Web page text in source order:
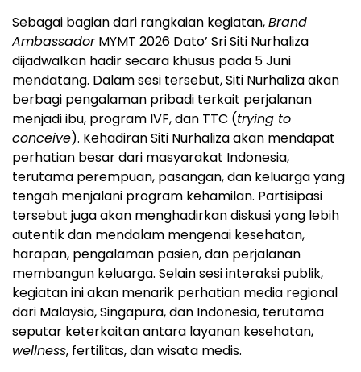
Sebagai bagian dari rangkaian kegiatan,Brand
AmbassadorMYMT 2026 Dato’ Sri Siti Nurhaliza
dijadwalkan hadir secara khusus pada 5 Juni
mendatang. Dalam sesi tersebut, Siti Nurhaliza akan
berbagi pengalaman pribadi terkait perjalanan
menjadi ibu, program IVF, dan TTC (trying to
conceive). Kehadiran Siti Nurhaliza akan mendapat
perhatian besar dari masyarakat Indonesia,
terutama perempuan, pasangan, dan keluarga yang
tengah menjalani program kehamilan. Partisipasi
tersebut juga akan menghadirkan diskusi yang lebih
autentik dan mendalam mengenai kesehatan,
harapan, pengalaman pasien, dan perjalanan
membangun keluarga. Selain sesi interaksi publik,
kegiatan ini akan menarik perhatian media regional
dari Malaysia, Singapura, dan Indonesia, terutama
seputar keterkaitan antara layanan kesehatan,
wellness, fertilitas, dan wisata medis.